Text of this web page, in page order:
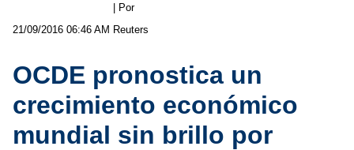
21/09/2016 06:46 AM
| Por
Reuters
OCDE pronostica un
crecimiento económico
mundial sin brillo por